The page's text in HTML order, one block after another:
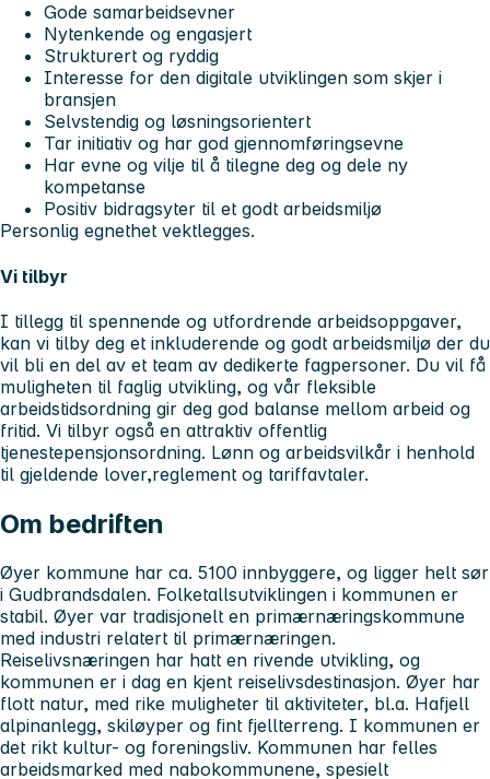
Gode samarbeidsevner
Nytenkende og engasjert
Strukturert og ryddig
Interesse for den digitale utviklingen som skjer i
bransjen
Selvstendig og løsningsorientert
Tar initiativ og har god gjennomføringsevne
Har evne og vilje til å tilegne deg og dele ny
kompetanse
Positiv bidragsyter til et godt arbeidsmiljø
Personlig egnethet vektlegges.
Vi tilbyr
I tillegg til spennende og utfordrende arbeidsoppgaver,
kan vi tilby deg et inkluderende og godt arbeidsmiljø der du
vil bli en del av et team av dedikerte fagpersoner. Du vil få
muligheten til faglig utvikling, og vår fleksible
arbeidstidsordning gir deg god balanse mellom arbeid og
fritid. Vi tilbyr også en attraktiv offentlig
tjenestepensjonsordning. Lønn og arbeidsvilkår i henhold
til gjeldende lover,reglement og tariffavtaler.
Om bedriften
Øyer kommune har ca. 5100 innbyggere, og ligger helt sør
i Gudbrandsdalen. Folketallsutviklingen i kommunen er
stabil. Øyer var tradisjonelt en primærnæringskommune
med industri relatert til primærnæringen.
Reiselivsnæringen har hatt en rivende utvikling, og
kommunen er i dag en kjent reiselivsdestinasjon. Øyer har
flott natur, med rike muligheter til aktiviteter, bl.a. Hafjell
alpinanlegg, skiløyper og fint fjellterreng. I kommunen er
det rikt kultur- og foreningsliv. Kommunen har felles
arbeidsmarked med nabokommunene, spesielt